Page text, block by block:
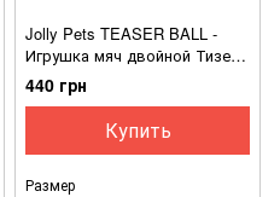
Jolly Pets TEASER BALL -
Игрушка мяч двойной Тизер
болл дл собак 10 см
440 грн
Купить
Размер